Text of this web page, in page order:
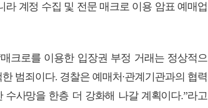
계정 수집 및 전문 매크로 이용 암표 예매업
크로를 이용한 입장권 부정 거래는 정상적으
범죄이다. 경찰은 예매처·관계기관과의 협력
사망을 한층 더 강화해 나갈 계획이다.”라고